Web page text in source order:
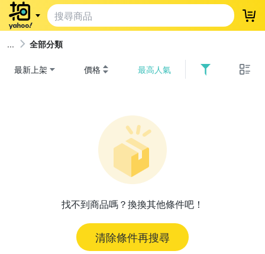
登
全部分類
最新上架 價格 最高人氣
找不到商品嗎？換換其他條件吧！
清除條件再搜尋